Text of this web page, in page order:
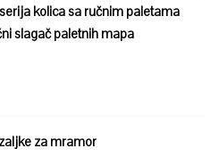
kolica sa ručnim paletama
slagač paletnih mapa
za mramor